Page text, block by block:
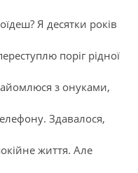
Я десятки років
поріг рідної
з онуками,
Здавалося,
життя. Але